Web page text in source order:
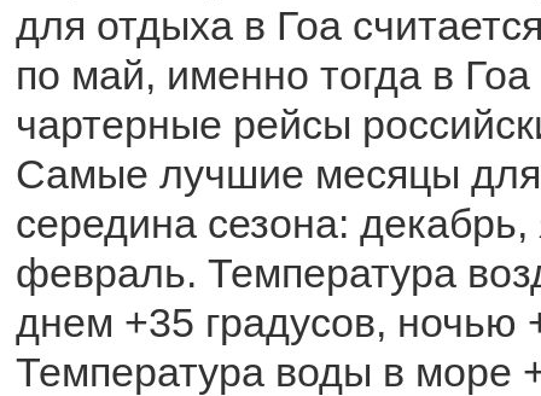
для отдыха в Гоа
по май, именно тогда в
чартерные рейсы
Самые лучшие месяцы для
середина сезона: декабрь,
февраль. Температура
днем +35 градусов, ночью
Температура воды в море